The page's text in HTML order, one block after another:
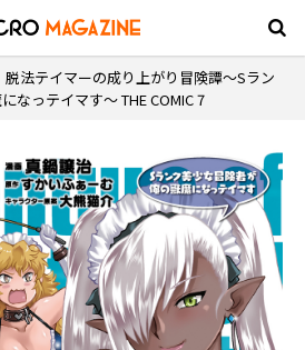
脱法テイマーの成り上がり冒険譚～Sラン
なっテイマす～ THE COMIC 7